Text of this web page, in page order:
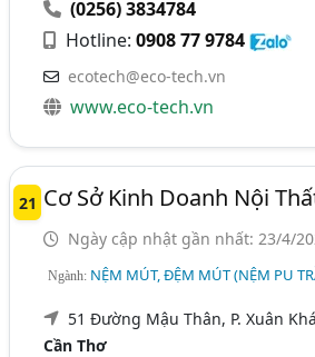
(0256) 3834784
Hotline:0908 77 9784
ecotech@eco-tech.vn
www.eco-tech.vn
21 Cơ Sở Kinh Doanh Nội
Ngày cập nhật gần nhất: 23/4/
Ngành: NỆM MÚT, ĐỆM MÚT (NỆM PU
51 Đường Mậu Thân, P. Xuân
Cần Thơ